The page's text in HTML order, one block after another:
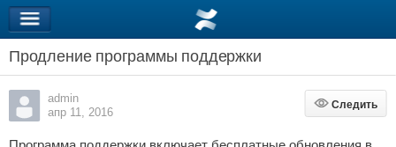
Продление программы поддержки
admin
апр 11, 2016
Следить
Следить